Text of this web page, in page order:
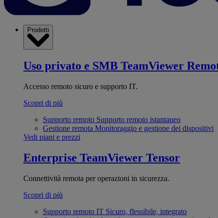
Prodotti
Uso privato e SMB TeamViewer
Accesso remoto sicuro e supporto IT.
Scopri di più
Supporto remoto Supporto remoto istantaneo
Gestione remota Monitoraggio e gestione dei dispositivi
Vedi piani e prezzi
Enterprise TeamViewer Tensor
Connettività remota per operazioni in sicurezza.
Scopri di più
Supporto remoto IT Sicuro, flessibile, integrato